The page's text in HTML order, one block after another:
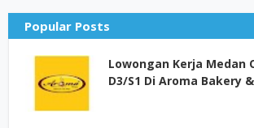
Popular Posts
Lowongan Kerja Medan
D3/S1 Di Aroma Bakery